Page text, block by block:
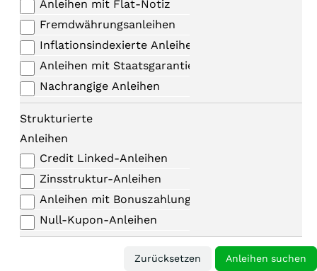
Anleihen mit Flat-Notiz
Fremdwährungsanleihen
Inflationsindexierte Anleihen
Anleihen mit Staatsgarantie
Nachrangige Anleihen
Strukturierte
Anleihen
Credit Linked-Anleihen
Zinsstruktur-Anleihen
Anleihen mit Bonuszahlungen
Null-Kupon-Anleihen